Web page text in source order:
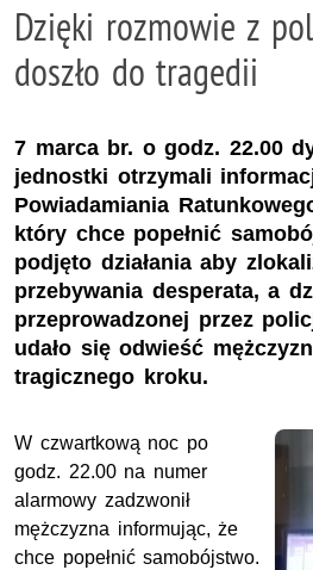
Dzięki rozmowie z
doszło do tragedii
7 marca br. o godz. 22.00
jednostki otrzymali
Powiadamiania
który chce popełnić
podjęto działania aby
przebywania desperata, a
przeprowadzonej przez
udało się odwieść
tragicznego kroku.
W czwartkową noc po
godz. 22.00 na numer
alarmowy zadzwonił
mężczyzna informując, że
chce popełnić samobójstwo.